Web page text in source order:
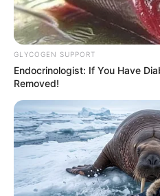
GLYCOGEN SUPPORT
Endocrinologist: If You Have
Removed!